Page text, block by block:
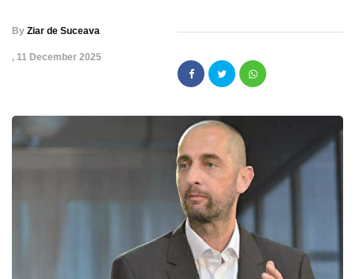
By Ziar de Suceava
, 11 December 2025